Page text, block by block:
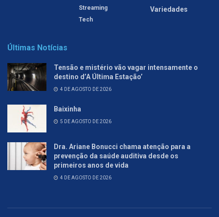
Streaming
Tech
Variedades
Últimas Notícias
Tensão e mistério vão vagar intensamente o
destino d’A Última Estação’
4 DE AGOSTO DE 2026
Baixinha
5 DE AGOSTO DE 2026
Dra. Ariane Bonucci chama atenção para a
prevenção da saúde auditiva desde os
primeiros anos de vida
4 DE AGOSTO DE 2026